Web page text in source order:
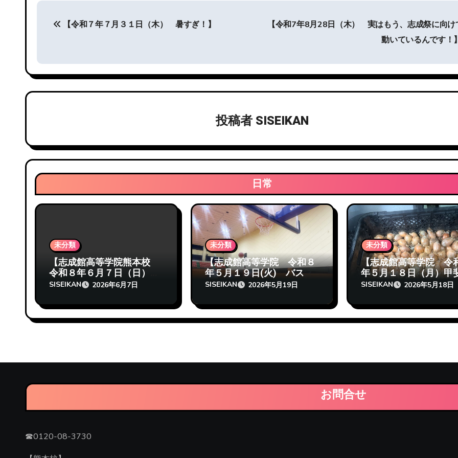
投
ビ
ゲ
ョ
ン
【令和７年７月３１日（木） 暑すぎ！】
【令和7年8月28日（木） 実はもう、志成祭に向け
動いているんです！
投稿者 SISEIKAN
日常
未分類
【志成館高等学院熊本校
令和８年６月７日（日）
定通大会いざ出陣】
SISEIKAN 2026年6月7日
未分類
【志成館高等学院 令和８
年５月１９日(火) バス
ケ、それは苦しい】
SISEIKAN 2026年5月19日
未分類
【志成館高等学院 令
年５月１８日（月）甲
生のニンニクと玉ねぎ
SISEIKAN 2026年5月18日
お問合せ
☎0120-08-3730